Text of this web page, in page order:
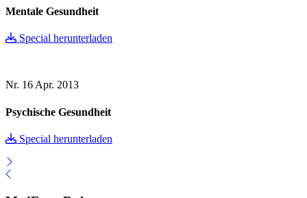
Mentale Gesundheit
Special herunterladen
Nr. 16 Apr. 2013
Psychische Gesundheit
Special herunterladen